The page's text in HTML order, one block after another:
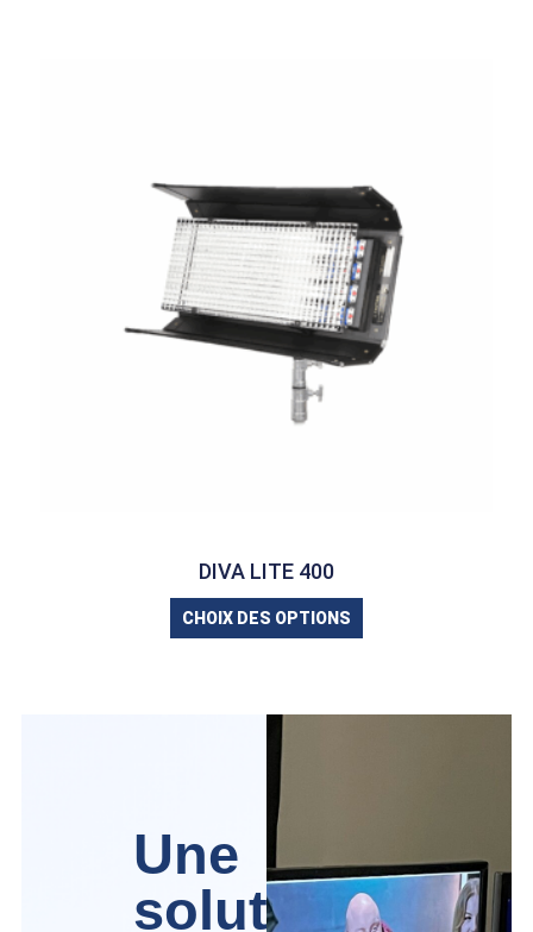
DIVA LITE 400
CHOIX DES OPTIONS
Une
solution